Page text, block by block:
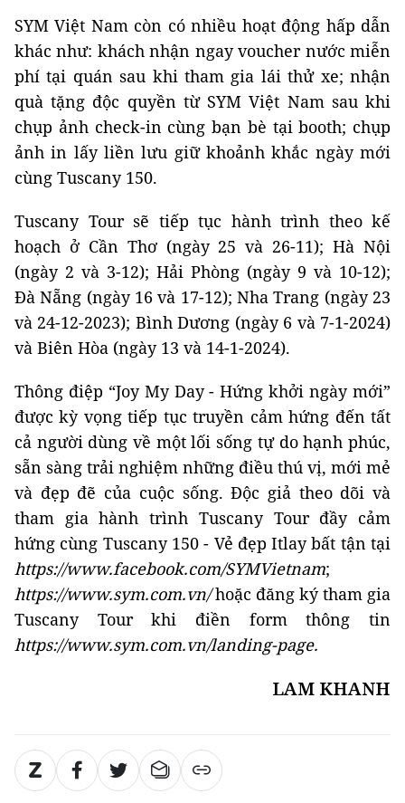
SYM Việt Nam còn có nhiều hoạt động hấp dẫn
khác như: khách nhận ngay voucher nước miễn
phí tại quán sau khi tham gia lái thử xe; nhận
quà tặng độc quyền từ SYM Việt Nam sau khi
chụp ảnh check-in cùng bạn bè tại booth; chụp
ảnh in lấy liền lưu giữ khoảnh khắc ngày mới
cùng Tuscany 150.
Tuscany Tour sẽ tiếp tục hành trình theo kế
hoạch ở Cần Thơ (ngày 25 và 26-11); Hà Nội
(ngày 2 và 3-12); Hải Phòng (ngày 9 và 10-12);
Đà Nẵng (ngày 16 và 17-12); Nha Trang (ngày 23
và 24-12-2023); Bình Dương (ngày 6 và 7-1-2024)
và Biên Hòa (ngày 13 và 14-1-2024).
Thông điệp “Joy My Day - Hứng khởi ngày mới”
được kỳ vọng tiếp tục truyền cảm hứng đến tất
cả người dùng về một lối sống tự do hạnh phúc,
sẵn sàng trải nghiệm những điều thú vị, mới mẻ
và đẹp đẽ của cuộc sống. Độc giả theo dõi và
tham gia hành trình Tuscany Tour đầy cảm
hứng cùng Tuscany 150 - Vẻ đẹp Itlay bất tận tại
https://www.facebook.com/SYMVietnam;
https://www.sym.com.vn/hoặc đăng ký tham gia
Tuscany Tour khi điền form thông tin
https://www.sym.com.vn/landing-page.
LAM KHANH